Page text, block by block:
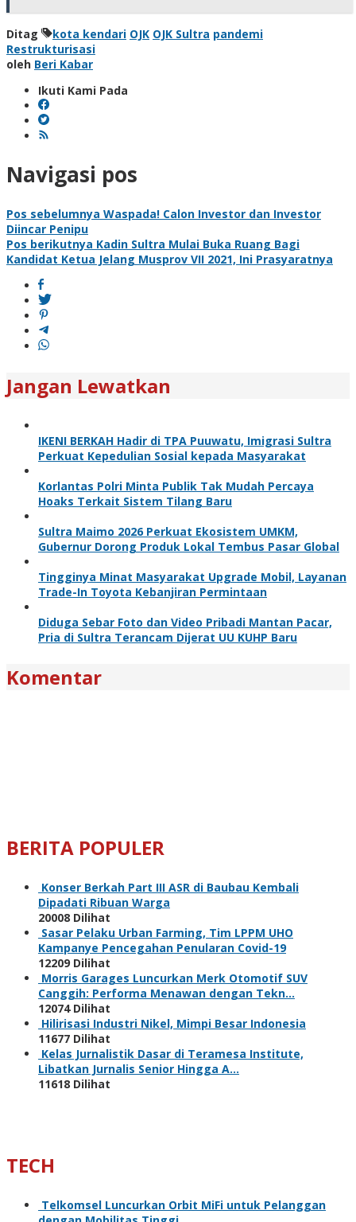
Ditag kota kendari OJK OJK Sultra pandemi
Restrukturisasi
oleh Beri Kabar
Ikuti Kami Pada
Navigasi pos
Pos sebelumnya Waspada! Calon Investor dan Investor
Diincar Penipu
Pos berikutnya Kadin Sultra Mulai Buka Ruang Bagi
Kandidat Ketua Jelang Musprov VII 2021, Ini Prasyaratnya
Jangan Lewatkan
IKENI BERKAH Hadir di TPA Puuwatu, Imigrasi Sultra
Perkuat Kepedulian Sosial kepada Masyarakat
Korlantas Polri Minta Publik Tak Mudah Percaya
Hoaks Terkait Sistem Tilang Baru
Sultra Maimo 2026 Perkuat Ekosistem UMKM,
Gubernur Dorong Produk Lokal Tembus Pasar Global
Tingginya Minat Masyarakat Upgrade Mobil, Layanan
Trade-In Toyota Kebanjiran Permintaan
Diduga Sebar Foto dan Video Pribadi Mantan Pacar,
Pria di Sultra Terancam Dijerat UU KUHP Baru
Komentar
BERITA POPULER
Konser Berkah Part III ASR di Baubau Kembali
Dipadati Ribuan Warga
20008 Dilihat
Sasar Pelaku Urban Farming, Tim LPPM UHO
Kampanye Pencegahan Penularan Covid-19
12209 Dilihat
Morris Garages Luncurkan Merk Otomotif SUV
Canggih: Performa Menawan dengan Tekn…
12074 Dilihat
Hilirisasi Industri Nikel, Mimpi Besar Indonesia
11677 Dilihat
Kelas Jurnalistik Dasar di Teramesa Institute,
Libatkan Jurnalis Senior Hingga A…
11618 Dilihat
TECH
Telkomsel Luncurkan Orbit MiFi untuk Pelanggan